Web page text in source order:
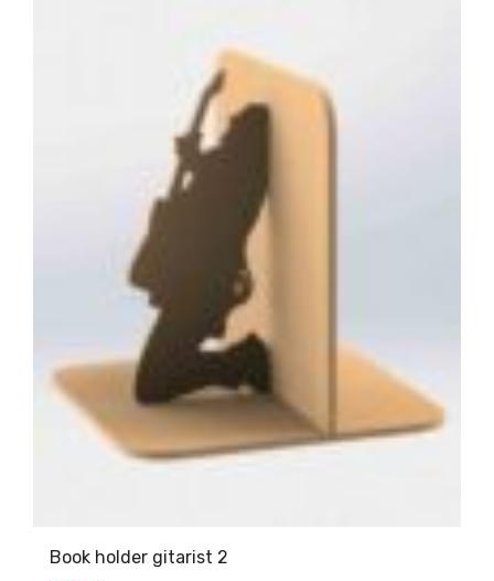
Book holder gitarist 2